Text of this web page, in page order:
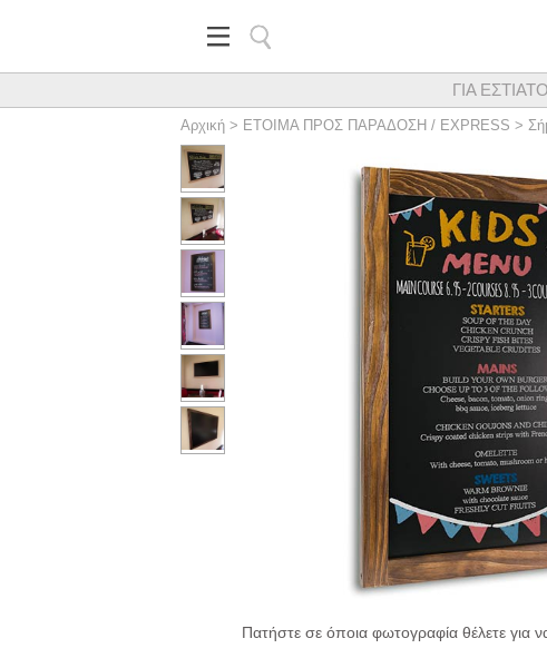
Κορυφαίος προμηθευτής
ΓΙΑ
Αρχική > ΕΤΟΙΜΑ ΠΡΟΣ ΠΑΡΑΔΟΣΗ / EXPRESS >
Πατήστε σε όποια φωτογραφία θέλετε για